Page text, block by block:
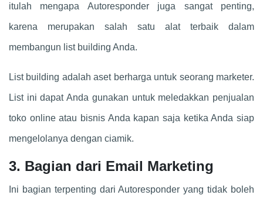
itulah mengapa Autoresponder juga sangat penting,
karena merupakan salah satu alat terbaik dalam
membangun list building Anda.
List building adalah aset berharga untuk seorang marketer.
List ini dapat Anda gunakan untuk meledakkan penjualan
toko online atau bisnis Anda kapan saja ketika Anda siap
mengelolanya dengan ciamik.
3. Bagian dari Email Marketing
Ini bagian terpenting dari Autoresponder yang tidak boleh